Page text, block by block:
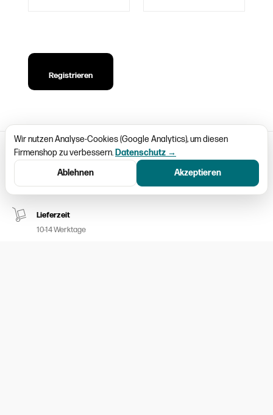
Registrieren
Schweizweiter Versand
Paketversand CHF 9.50
Lieferzeit
10-14 Werktage
Wir nutzen Analyse-Cookies (Google Analytics), um diesen
Firmenshop zu verbessern. Datenschutz →
Ablehnen
Akzeptieren